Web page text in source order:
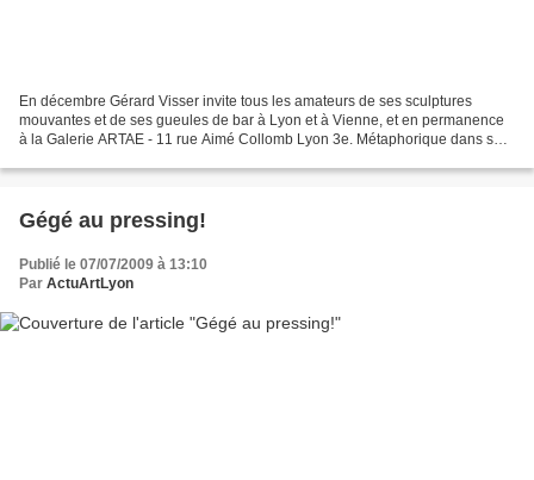
En décembre Gérard Visser invite tous les amateurs de ses sculptures
mouvantes et de ses gueules de bar à Lyon et à Vienne, et en permanence
à la Galerie ARTAE - 11 rue Aimé Collomb Lyon 3e. Métaphorique dans ses
Gégé au pressing!
Publié le 07/07/2009 à 13:10
Par ActuArtLyon